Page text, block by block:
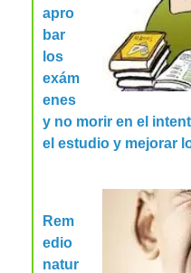
apro
bar
los
exám
enes
y no morir en el
el estudio y mejorar
Rem
edio
natur